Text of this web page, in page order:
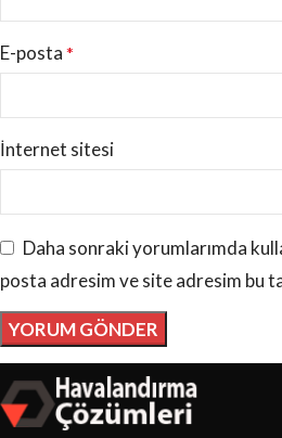
E-posta *
İnternet sitesi
Daha sonraki yorumlarımda
posta adresim ve site adresim bu